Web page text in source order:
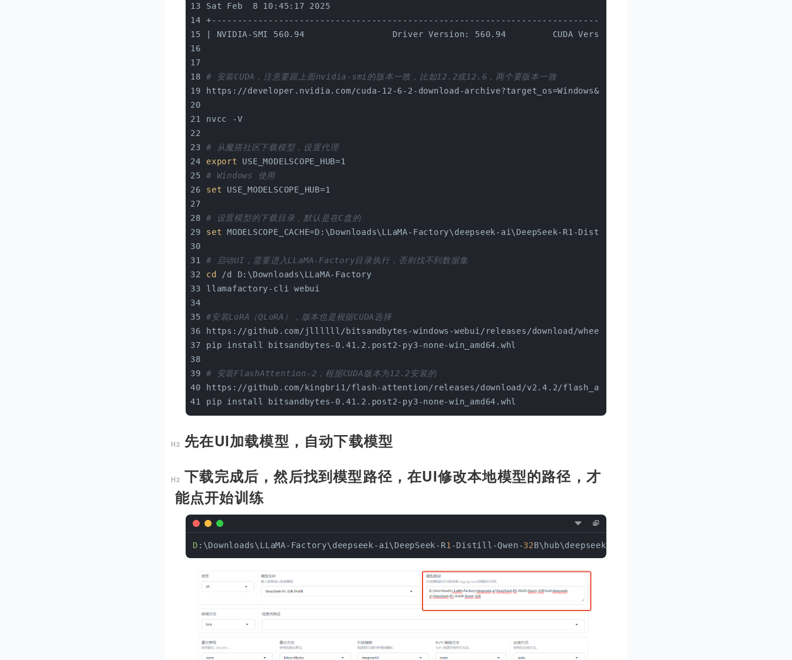
Sat Feb  8 10:45:17 2025
+-----------------------------------------------------------------------------------------+
| NVIDIA-SMI 560.94                 Driver Version: 560.94         CUDA Version: 12.6
# 安装CUDA，注意要跟上面nvidia-smi的版本一致，比如12.2或12.6，两个要版本一致
https://developer.nvidia.com/cuda-12-6-2-download-
nvcc -V
# 从魔搭社区下载模型，设置代理
export
USE_MODELSCOPE_HUB=1
# Windows 使用
set USE_MODELSCOPE_HUB=1
# 设置模型的下载目录，默认是在C盘的
set MODELSCOPE_CACHE=D:\Downloads\LLaMA-Factory\deepseek-ai\DeepSeek-R1-Distill-Qwen-32B
# 启动UI，需要进入LLaMA-Factory目录执行，否则找不到数据集
cd
/d D:\Downloads\LLaMA-Factory
llamafactory-cli webui
#安装LoRA（QLoRA），版本也是根据CUDA选择
https://github.com/jllllll/bitsandbytes-windows-webui/releases/download/wheels/bitsandbytes-0.41.2.post2-py3-none-
pip install bitsandbytes-0.41.2.post2-py3-none-win_amd64.whl
# 安装FlashAttention-2，根据CUDA版本为12.2安装的
https://github.com/kingbri1/flash-attention/releases/download/v2.4.2/flash_attn-2.4.2+cu122torch2.1.2cxx11abiFALSE-
pip install bitsandbytes-0.41.2.post2-py3-none-win_amd64.whl
先在UI加载模型，自动下载模型
下载完成后，然后找到模型路径，在UI修改本地模型的路径，才
能点开始训练
D :\Downloads\LLaMA-Factory\deepseek-ai\DeepSeek-R1 -Distill-Qwen-32B\hub\deepseek-ai\DeepSeek-R